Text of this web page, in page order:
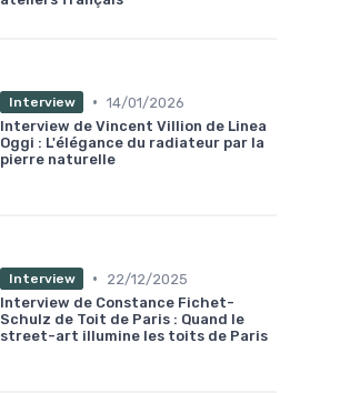
Interview • 14/01/2026
Interview de Vincent Villion de Linea
Oggi : L'élégance du radiateur par la
pierre naturelle
Interview •
22/12/2025
Interview de Constance Fichet-
Schulz de Toit de Paris : Quand le
street-art illumine les toits de Paris